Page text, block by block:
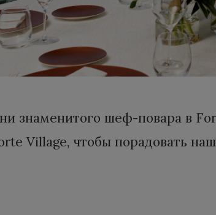
знаменитого шеф-повара в
Village, чтобы порадовать